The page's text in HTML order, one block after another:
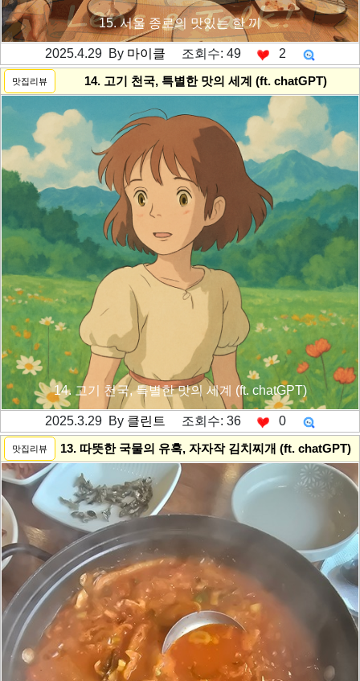
15. 서울 종로의 맛있는 한 끼
2025.4.29 By 마이클 조회수: 49 2
맛집리뷰 14. 고기 천국, 특별한 맛의 세계 (ft. chatGPT)
14. 고기 천국, 특별한 맛의 세계 (ft. chatGPT)
2025.3.29 By 클린트 조회수: 36 0
맛집리뷰 13. 따뜻한 국물의 유혹, 자자작 김치찌개 (ft. chatGPT)